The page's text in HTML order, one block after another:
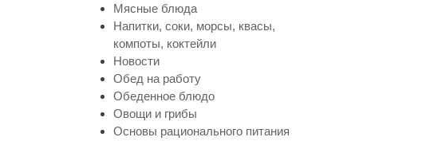
Мясные блюда
Напитки, соки, морсы, квасы,
компоты, коктейли
Новости
Обед на работу
Обеденное блюдо
Овощи и грибы
Основы рационального питания